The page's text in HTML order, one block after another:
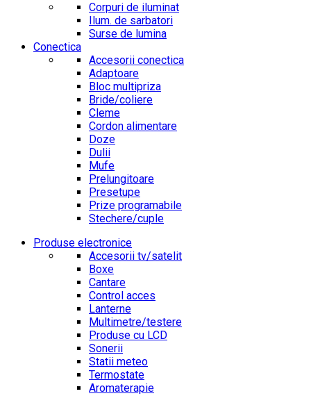
Corpuri de iluminat
Ilum. de sarbatori
Surse de lumina
Conectica
Accesorii conectica
Adaptoare
Bloc multipriza
Bride/coliere
Cleme
Cordon alimentare
Doze
Dulii
Mufe
Prelungitoare
Presetupe
Prize programabile
Stechere/cuple
Produse electronice
Accesorii tv/satelit
Boxe
Cantare
Control acces
Lanterne
Multimetre/testere
Produse cu LCD
Sonerii
Statii meteo
Termostate
Aromaterapie